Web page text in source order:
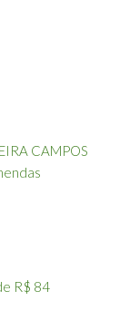
CAMPOS
R$ 84